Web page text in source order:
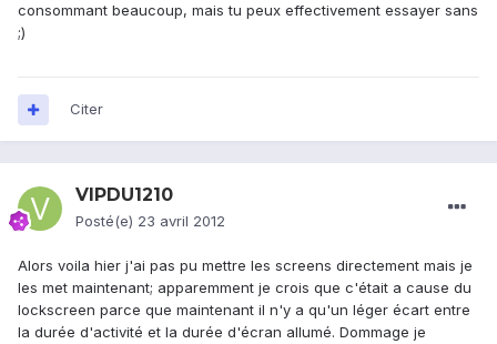
consommant beaucoup, mais tu peux effectivement essayer sans
;)
Citer
VIPDU1210
Posté(e) 23 avril 2012
Alors voila hier j'ai pas pu mettre les screens directement mais je
les met maintenant; apparemment je crois que c'était a cause du
lockscreen parce que maintenant il n'y a qu'un léger écart entre
la durée d'activité et la durée d'écran allumé. Dommage je